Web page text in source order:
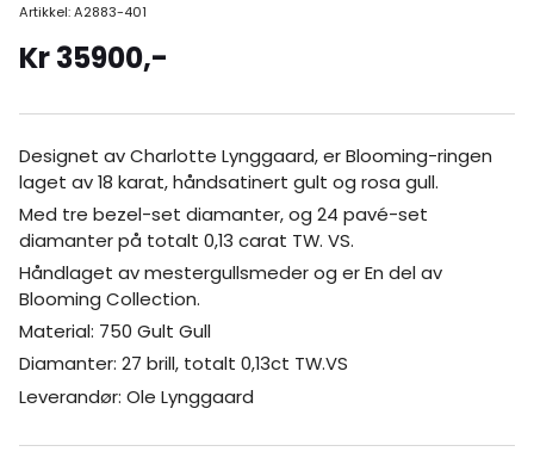
Artikkel:A2883-401
Kr35900,-
Designet av Charlotte Lynggaard, er Blooming-ringen
laget av 18 karat, håndsatinert gult og rosa gull.
Med tre bezel-set diamanter, og 24 pavé-set
diamanter på totalt 0,13 carat TW. VS.
Håndlaget av mestergullsmeder og er En del av
Blooming Collection.
Material: 750 Gult Gull
Diamanter: 27 brill, totalt 0,13ct TW.VS
Leverandør: Ole Lynggaard